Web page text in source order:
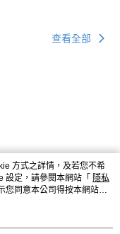
查看全部
方式之詳情，及若您不希
設定，請參閱本網站「 隱私
您同意本公司得按本網站使